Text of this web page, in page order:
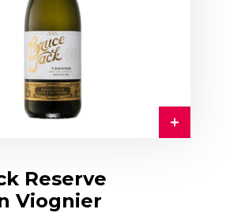
Reserve
Viognier